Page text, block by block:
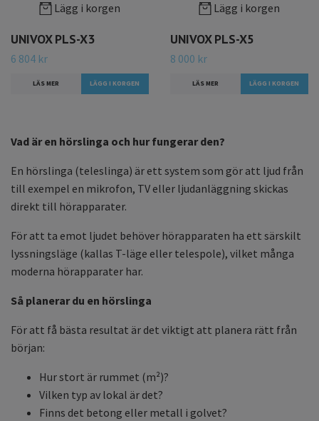
Lägg i korgen
UNIVOX PLS-X3
6 804 kr
LÄS MER
Lägg i korgen
UNIVOX PLS-X5
8 000 kr
LÄS MER
Vad är en hörslinga och hur fungerar den?
En hörslinga (teleslinga) är ett system som gör att ljud från
till exempel en mikrofon, TV eller ljudanläggning skickas
direkt till hörapparater.
För att ta emot ljudet behöver hörapparaten ha ett särskilt
lyssningsläge (kallas T-läge eller telespole), vilket många
moderna hörapparater har.
Så planerar du en hörslinga
För att få bästa resultat är det viktigt att planera rätt från
början:
Hur stort är rummet (m²)?
Vilken typ av lokal är det?
Finns det betong eller metall i golvet?